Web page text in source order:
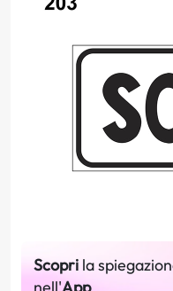
Scopri la